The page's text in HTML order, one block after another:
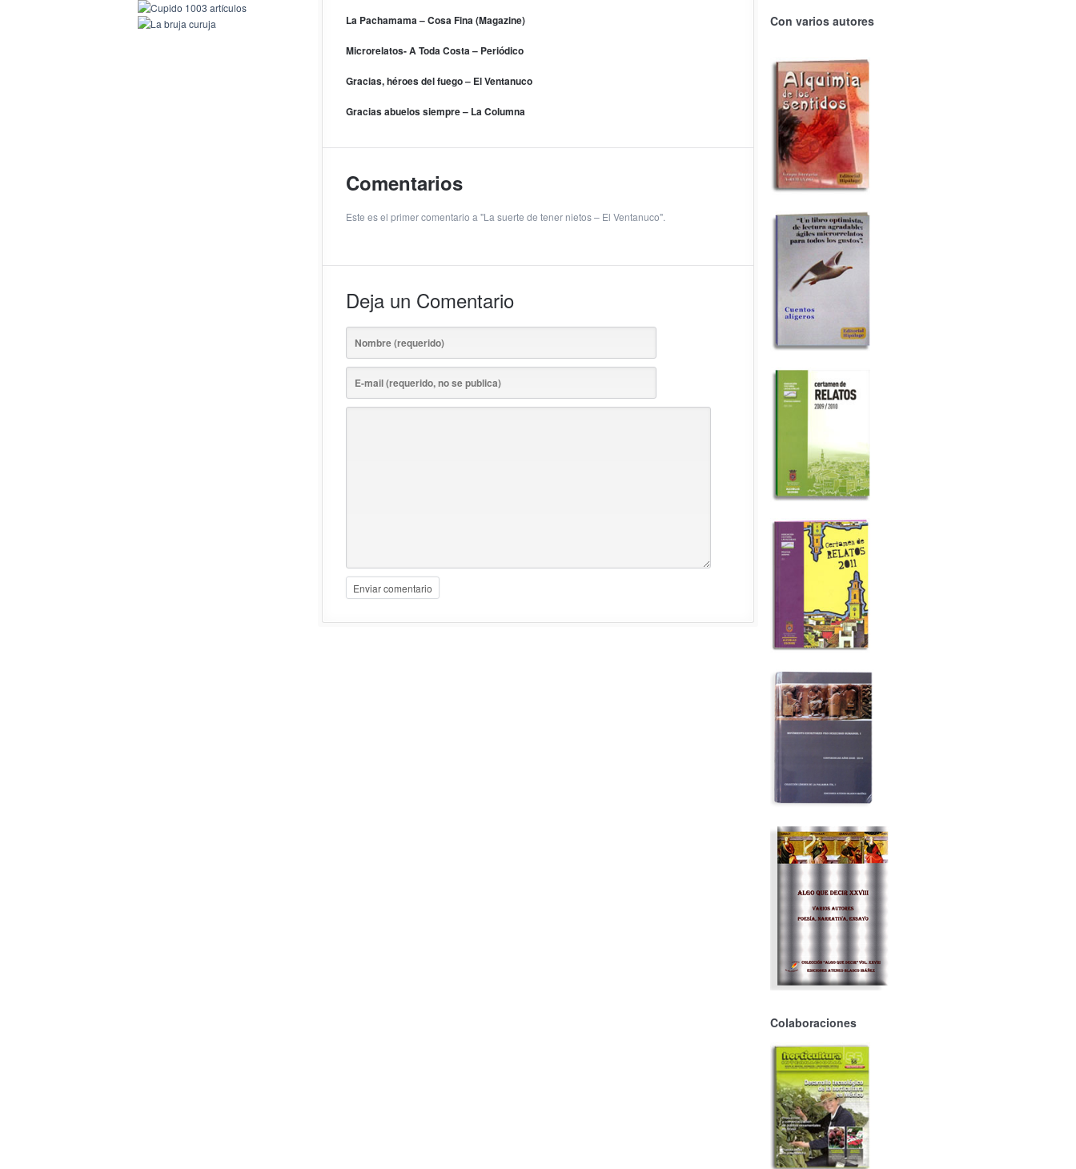
Con varios autores
Colaboraciones
La Pachamama – Cosa Fina (Magazine)
Microrelatos- A Toda Costa – Periódico
Gracias, héroes del fuego – El Ventanuco
Gracias abuelos siempre – La Columna
Comentarios
Este es el primer comentario a "La suerte de tener nietos – El Ventanuco".
Deja un Comentario